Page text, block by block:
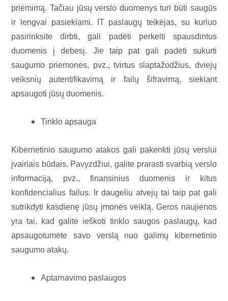
priėmimą. Tačiau jūsų verslo duomenys turi būti saugūs
ir lengvai pasiekiami. IT paslaugų teikėjas, su kuriuo
pasirinksite dirbti, gali padėti perkelti spausdintus
duomenis į debesį. Jie taip pat gali padėti sukurti
saugumo priemones, pvz., tvirtus slaptažodžius, dviejų
veiksnių autentifikavimą ir failų šifravimą, siekiant
apsaugoti jūsų duomenis.
Tinklo apsauga
Kibernetinio saugumo atakos gali pakenkti jūsų verslui
įvairiais būdais. Pavyzdžiui, galite prarasti svarbią verslo
informaciją, pvz., finansinius duomenis ir kitus
konfidencialius failus. Ir daugeliu atvejų tai taip pat gali
sutrikdyti kasdienę jūsų įmonės veiklą. Geros naujienos
yra tai, kad galite ieškoti tinklo saugos paslaugų, kad
apsaugotumėte savo verslą nuo galimų kibernetinio
saugumo atakų.
Aptarnavimo paslaugos